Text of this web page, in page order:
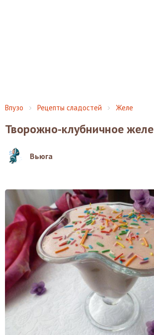
Впузо Рецепты сладостей Желе
Творожно-клубничное желе
Вьюга